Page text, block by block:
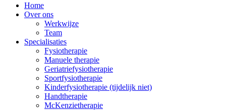
Home
Over ons
Werkwijze
Team
Specialisaties
Fysiotherapie
Manuele therapie
Geriatriefysiotherapie
Sportfysiotherapie
Kinderfysiotherapie (tijdelijk niet)
Handtherapie
McKenzietherapie